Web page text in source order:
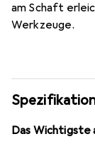
am Schaft
Werkzeuge.
Das Wichtigste